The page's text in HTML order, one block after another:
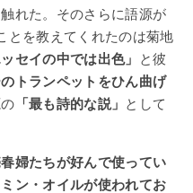
れた。そのさらに語源が
とを教えてくれたのは菊地
セイの中では出色」
と彼
トランペットをひん曲げ
「最も詩的な説」
として
婦たちが好んで使ってい
ン・オイルが使われてお